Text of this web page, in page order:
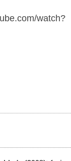
watch?